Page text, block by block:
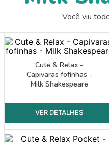
Você viu
Cute & Relax -
Capivaras fofinhas -
Milk Shakespeare